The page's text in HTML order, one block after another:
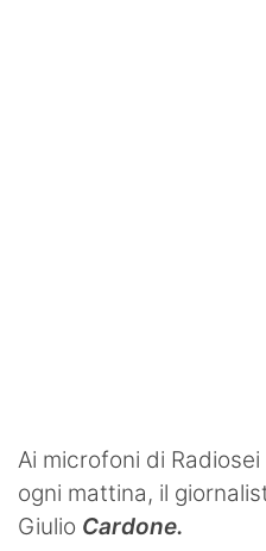
Ai microfoni di
ogni mattina, il
Giulio Cardone.